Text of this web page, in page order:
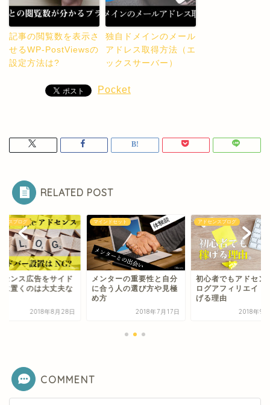
記事の閲覧数を表示さ
せるWP-PostViewsの
設定方法は?
独自ドメインのメール
アドレス取得方法（エ
ックスサーバー）
Pocket
RELATED POST
ドセット
ターの重要性と自分
う人の選び方や見極
2018年7月17日
アドセンスブログ
初心者でもアドセンスブ
ログアフィリエイトで稼
げる理由
2018年9月29日
アドセンスブログ
アドセンス広告をサ
バーに置くのは大丈
の?
2018年8
COMMENT